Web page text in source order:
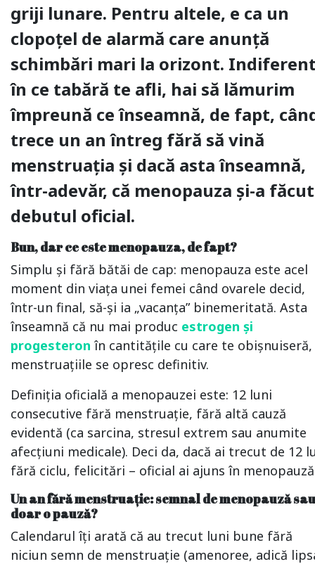
griji lunare. Pentru altele, e ca un
clopoțel de alarmă care anunță
schimbări mari la orizont.
în ce tabără te afli, hai să lămurim
împreună ce înseamnă, de fapt,
trece un an întreg fără să vină
menstruația și dacă asta înseamnă,
într-adevăr, că menopauza și-a făcut
debutul oficial.
Bun, dar ce este menopauza, de fapt?
Simplu și fără bătăi de cap: menopauza este acel
moment din viața unei femei când ovarele decid,
într-un final, să-și ia „vacanța” binemeritată. Asta
înseamnă că nu mai produc estrogen și
progesteron în cantitățile cu care te
menstruațiile se opresc definitiv.
Definiția oficială a menopauzei este: 12 luni
consecutive fără menstruație, fără altă cauză
evidentă (ca sarcina, stresul extrem sau anumite
afecțiuni medicale). Deci da, dacă ai trecut de 12
fără ciclu, felicitări – oficial ai ajuns în
Un an fără menstruație: semnal de menopauză sau
doar o pauză?
Calendarul îți arată că au trecut luni bune fără
niciun semn de menstruație (amenoree, adică